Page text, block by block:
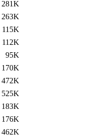
281K
263K
115K
112K
95K
170K
472K
525K
183K
176K
462K